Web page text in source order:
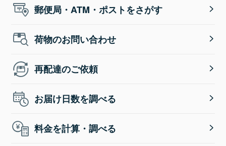
郵便局・ATM・ポストをさがす
荷物のお問い合わせ
再配達のご依頼
お届け日数を調べる
料金を計算・調べる